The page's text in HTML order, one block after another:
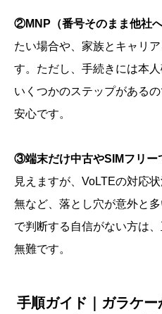
②MNP（番号そのまま他社へ
たい場合や、家族とキャリ
す。ただし、手続きには本
いくつかのステップがある
安心です。
③端末だけ中古やSIMフリー
見えますが、VoLTEの対応
無など、落とし穴が意外と
で判断する自信がない方は
無難です。
手順ガイド｜ガラケ